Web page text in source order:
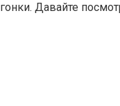
гонки. Давайте